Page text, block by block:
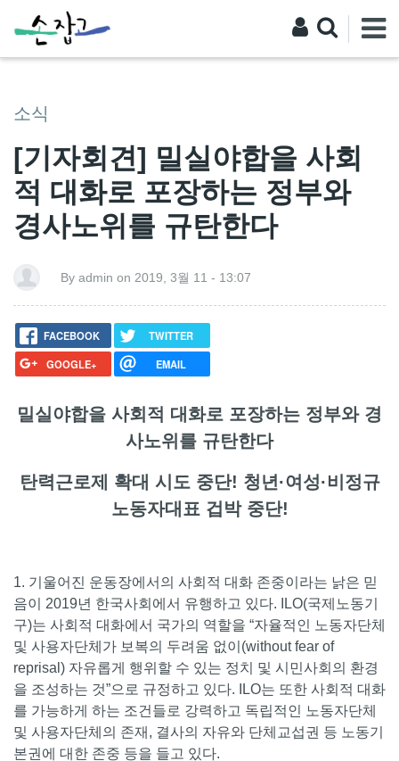
소식
[기자회견] 밀실야합을 사회
적 대화로 포장하는 정부와
경사노위를 규탄한다
By admin on 2019, 3월 11 - 13:07
FACEBOOK
TWITTER
GOOGLE+
EMAIL
밀실야합을 사회적 대화로 포장하는 정부와 경
사노위를 규탄한다
탄력근로제 확대 시도 중단! 청년·여성·비정규
노동자대표 겁박 중단!
1. 기울어진 운동장에서의 사회적 대화 존중이라는 낡은 믿
음이 2019년 한국사회에서 유행하고 있다. ILO(국제노동기
구)는 사회적 대화에서 국가의 역할을 “자율적인 노동자단체
및 사용자단체가 보복의 두려움 없이(without fear of
reprisal) 자유롭게 행위할 수 있는 정치 및 시민사회의 환경
을 조성하는 것”으로 규정하고 있다. ILO는 또한 사회적 대화
를 가능하게 하는 조건들로 강력하고 독립적인 노동자단체
및 사용자단체의 존재, 결사의 자유와 단체교섭권 등 노동기
본권에 대한 존중 등을 들고 있다.